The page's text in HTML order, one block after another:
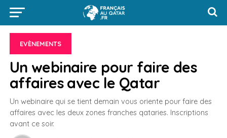
EVÈNEMENTS
Un webinaire pour faire des
affaires avec le Qatar
Un webinaire qui se tient demain vous oriente pour faire des
affaires avec les deux zones franches qataries. Inscriptions
avant ce soir.